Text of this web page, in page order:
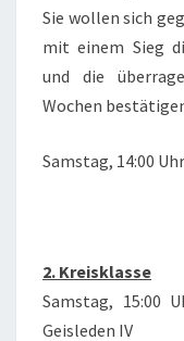
Sie wollen sich
mit einem Sieg
und die
Wochen
Samstag, 14:00
2. Kreisklasse
Samstag, 15:00
Geisleden IV